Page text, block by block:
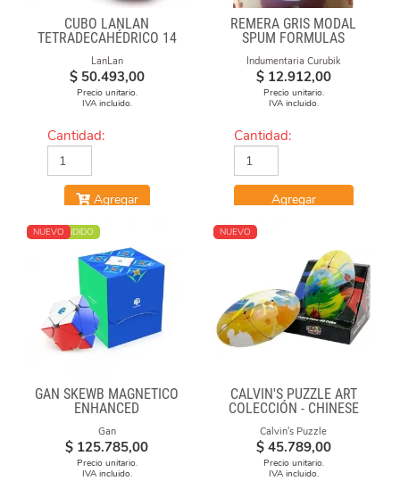
CUBO LANLAN
TETRADECAHÉDRICO 14
FACES GEAR CUBE
BLACK
LanLan
$ 50.493,00
Precio unitario.
IVA incluido.
Cantidad:
Agregar
REMERA GRIS MODAL
SPUM FORMULAS
Indumentaria Curubik
$ 12.912,00
Precio unitario.
IVA incluido.
Cantidad:
Agregar
MÁS VENDIDO
NUEVO
GAN SKEWB MAGNETICO
ENHANCED
Gan
$ 125.785,00
Precio unitario.
IVA incluido.
NUEVO
CALVIN'S PUZZLE ART
COLECCIÓN - CHINESE
OPERA FACE-OFF CUBE
(GRAFFITI CAMO)
Calvin's Puzzle
$ 45.789,00
Precio unitario.
IVA incluido.